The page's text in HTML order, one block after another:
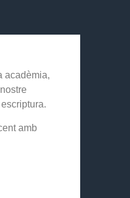
acadèmia,
amb